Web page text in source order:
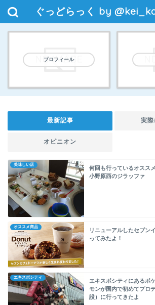
ぐっどらっく by
プロフィール
最新記事 実際
オピニオン
美味しい店
何回も行っているオスス
小野原西のジラッファ
オススメ商品
リニューアルしたセブン
ってみたよ！
エキスポシティ
エキスポシティにあるポ
モンが国内で初めてプロ
設）に行ってきたよ